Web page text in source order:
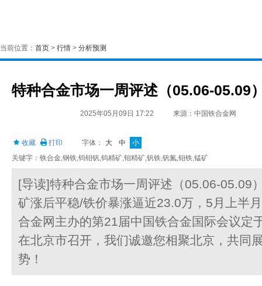
当前位置： 首页 > 行情 > 分析预测
特种合金市场一周评述（05.06-05.09
2025年05月09日 17:22 来源：中国铁合金网
收藏 打印 字体： 大 中
小
关键字：铁合金,钢铁,钨钼钒,钨精矿,钼精矿,钒铁,钒氮,钼铁,锰矿
[导读]特种合金市场一周评述（05.06-05.09
矿涨后平稳/铁价暴涨逼近23.0万，5月上半
合金网主办的第21届中国铁合金国际会议定
在北京市召开，我们诚邀您相聚北京，共同
势！